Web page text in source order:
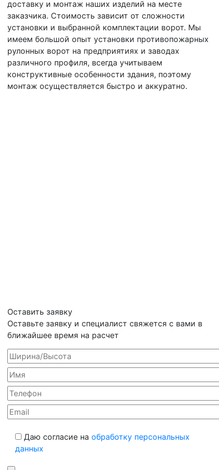
доставку и монтаж наших изделий на месте
заказчика. Стоимость зависит от сложности
установки и выбранной комплектации ворот. Мы
имеем большой опыт установки противопожарных
рулонных ворот на предприятиях и заводах
различного профиля, всегда учитываем
конструктивные особенности здания, поэтому
монтаж осуществляется быстро и аккуратно.
Оставить заявку
Оставьте заявку и специалист свяжется с вами в
ближайшее время на расчет
Даю согласие на обработку персональных
данных